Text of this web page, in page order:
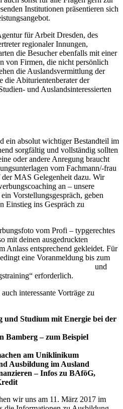
Institutionen präsentieren sich
für Arbeit Dresden, des
regionaler Innungen,
die Besucher ebenfalls mit einer
von Firmen, die nicht persönlich
die Auslandsvermittlung der
die Abiturientenberater der
und Auslandsinteressierten
ein absolut wichtiger Bestandteil im
sorgfältig und vollständig sollten
oder andere Anregung braucht
vom Fachmann/-frau
der MAS Gelegenheit dazu. Wir
an – unsere
Vorstellungsgespräch, geben
Einstieg ins Gespräch zu
vom Profi – typgerechtes
mit deinen ausgedruckten
Anlass entsprechend gekleidet. Für
eine Voranmeldung bis zum
und
erforderlich.
interessante Vorträge zu
und Studium mit Energie bei der
Bamberg – zum Beispiel
am Uniklinikum
Ausbildung im Ausland
– Infos zu BAföG,
wir uns am 11. März 2017 im